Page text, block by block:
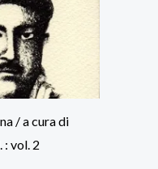
/ a cura di
vol. 2